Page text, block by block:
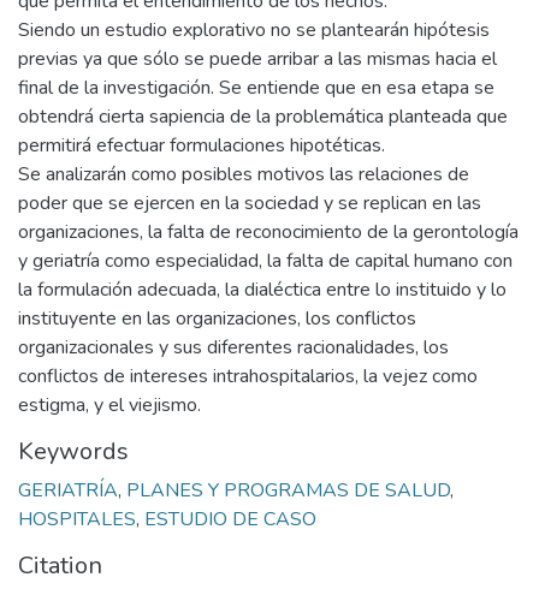
Siendo un estudio explorativo no se plantearán hipótesis
previas ya que sólo se puede arribar a las mismas hacia el
final de la investigación. Se entiende que en esa etapa se
obtendrá cierta sapiencia de la problemática planteada que
permitirá efectuar formulaciones hipotéticas.
Se analizarán como posibles motivos las relaciones de
poder que se ejercen en la sociedad y se replican en las
organizaciones, la falta de reconocimiento de la gerontología
y geriatría como especialidad, la falta de capital humano con
la formulación adecuada, la dialéctica entre lo instituido y lo
instituyente en las organizaciones, los conflictos
organizacionales y sus diferentes racionalidades, los
conflictos de intereses intrahospitalarios, la vejez como
estigma, y el viejismo.
Keywords
GERIATRÍA, PLANES Y PROGRAMAS DE SALUD,
HOSPITALES, ESTUDIO DE CASO
Citation